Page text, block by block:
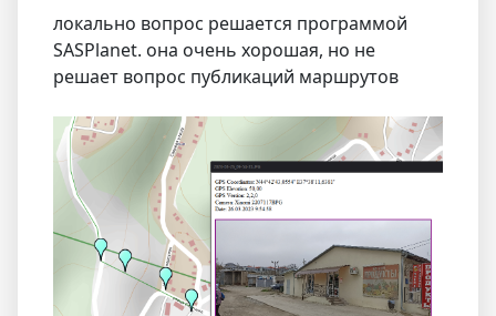
локально вопрос решается программой
SASPlanet. она очень хорошая, но не
решает вопрос публикаций маршрутов